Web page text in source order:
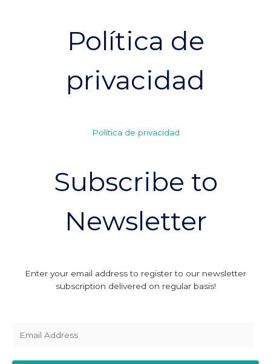
Política de
privacidad
Política de privacidad
Subscribe to
Newsletter
Enter your email address to register to our newsletter
subscription delivered on regular basis!